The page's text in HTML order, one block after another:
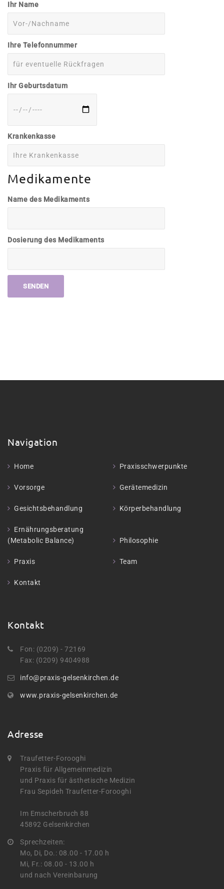
Ihr Name
Ihre Telefonnummer
Ihr Geburtsdatum
Krankenkasse
Medikamente
Name des Medikaments
Dosierung des Medikaments
Navigation
Home Praxisschwerpunkte
Vorsorge Gerätemedizin
Gesichtsbehandlung Körperbehandlung
Ernährungsberatung
(Metabolic Balance)
Philosophie
Praxis Team
Kontakt
Kontakt
Fon: (0209) - 72169
Fax: (0209) 9404988
info@praxis-gelsenkirchen.de
www.praxis-gelsenkirchen.de
Adresse
Traufetter-Forooghi
Praxis für Allgemeinmedizin
und Praxis für ästhetische Medizin
Frau Sepideh Traufetter-Forooghi
Im Emscherbruch 88
45892 Gelsenkirchen
Sprechzeiten:
Mo, Di, Do.: 08.00 - 17.00 h
Mi, Fr.: 08.00 - 13.00 h
und nach Vereinbarung